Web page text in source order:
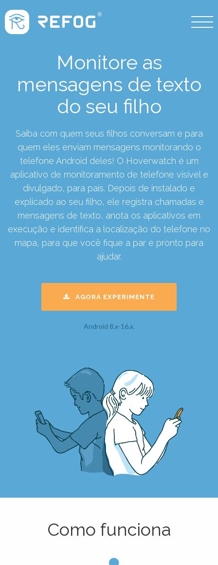
Monitore as
mensagens de texto
do seu filho
Saiba com quem seus filhos conversam e para
quem eles enviam mensagens monitorando o
telefone Android deles! O Hoverwatch é um
aplicativo de monitoramento de telefone visível e
divulgado, para pais. Depois de instalado e
explicado ao seu filho, ele registra chamadas e
mensagens de texto, anota os aplicativos em
execução e identifica a localização do telefone no
mapa, para que você fique a par e pronto para
ajudar.
AGORA EXPERIMENTE
Android 8.x-16.x.
Como funciona